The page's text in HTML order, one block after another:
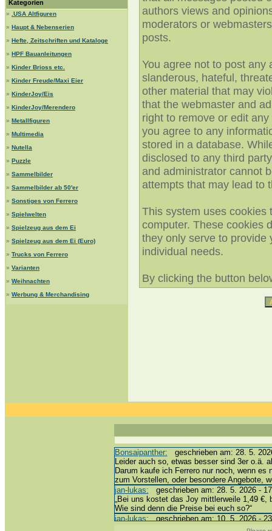
Kategorien
»
.USA Altfiguren
» Haupt & Nebenserien
» Hefte, Zeitschriften und Kataloge
» HPF Bauanleitungen
» Kinder Brioss etc.
» Kinder Freude/Maxi Eier
» KinderJoy/Eis
» KinderJoy/Merendero
» Metallfiguren
» Multimedia
» Nutella
» Puzzle
» Sammelbilder
» Sammelbilder ab 50'er
» Sonstiges von Ferrero
» Spielwelten
» Spielzeug aus dem Ei
» Spielzeug aus dem Ei (Euro)
» Trucks von Ferrero
» Varianten
» Weihnachten
» Werbung & Merchandising
authors views and
moderators or
posts.
You agree not to post any
slanderous, hateful,
other material that may
that the webmaster and
right to remove or edit
you agree to any
stored in a database.
disclosed to any third
and administrator cannot
attempts that may lead to
This system uses cookies
computer. These cookies
they only serve to provide
individual needs.
By clicking the button
Bonsaipanther: geschrieben am: 28. 5.
Leider auch so, etwas besser sind 3er o.ä.
Darum kaufe ich Ferrero nur noch, wenn es
zum Vorstellen, oder besondere Angebote,
jan-lukas: geschrieben am: 28. 5. 2026 -
„Bei uns kostet das Joy mittlerweile 1,49 €,
Wie sind denn die Preise bei euch so?“
jan-lukas:geschrieben am: 10. 5. 2026 -